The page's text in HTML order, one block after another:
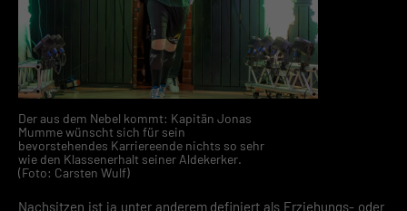
Der aus dem Nebel kommt: Kapitän Jonas
Mumme wünscht sich für sein
bevorstehendes Karriereende nichts so sehr
wie den Klassenerhalt seiner Aldekerker.
(Foto: Carsten Wulf)
Nachsitzen ist ja unter anderem definiert als Erziehungs- oder